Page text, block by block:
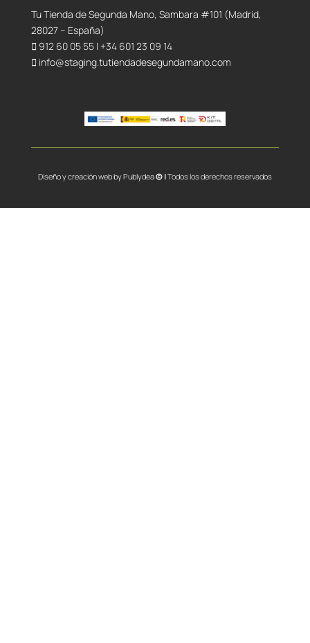
Tu Tienda de Segunda Mano, Sambara #101 (Madrid,
28027 – España)
912 60 05 55| +34 601 23 09 14
info@staging.tutiendadesegundamano.com
Diseño y creación web byPublydea© |Todos los derechos reservados